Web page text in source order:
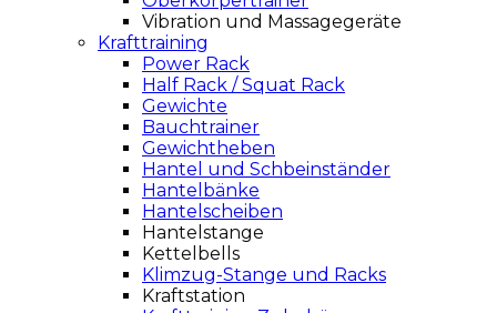
Vibration und Massagegeräte
Krafttraining
Power Rack
Half Rack / Squat Rack
Gewichte
Bauchtrainer
Gewichtheben
Hantel und Schbeinständer
Hantelbänke
Hantelscheiben
Hantelstange
Kettelbells
Klimzug-Stange und Racks
Kraftstation